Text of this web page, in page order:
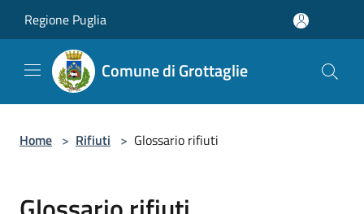
Regione Puglia
Comune di Grottaglie
Home > Rifiuti > Glossario rifiuti